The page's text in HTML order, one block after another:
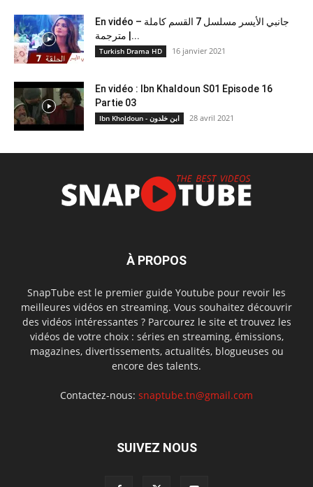
En vidéo – جانبي الأيسر مسلسل 7 القسم كاملة
مترجمة |...
Turkish Drama HD 16 janvier 2021
En vidéo : Ibn Khaldoun S01 Episode 16
Partie 03
Ibn Kholdoun - ابن خلدون 28 avril 2021
À PROPOS
SnapTube est le premier guide Youtube pour revoir les
meilleures vidéos en streaming. Vous souhaitez découvrir
des vidéos intéressantes ? Parcourez le site et trouvez les
vidéos de votre choix : séries en streaming, émissions,
magazines, divertissements, actualités, blogueuses ou
encore des talents.
Contactez-nous: snaptube.tn@gmail.com
SUIVEZ NOUS